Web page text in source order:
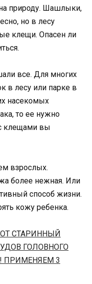
природу. Шашлыки,
но в лесу
клещи. Опасен ли
все. Для многих
в лесу или парке в
насекомых
то ее нужно
клещами вы
взрослых.
более нежная. Или
способ жизни.
кожу ребенка.
СТАРИННЫЙ
ГОЛОВНОГО
ПРИМЕНЯЕМ 3